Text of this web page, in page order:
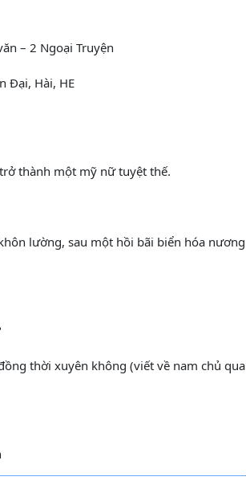
– 2 Ngoại Truyện
Đại, Hài, HE
thành một mỹ nữ tuyệt thế.
lường, sau một hồi bãi biển hóa nương
thời xuyên không (viết về nam chủ qua